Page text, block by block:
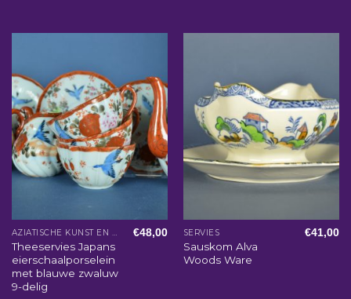
AZIATISCHE KUNST EN WOONACCESSOIRES
Theeservies Japans
eierschaalporselein
met blauwe zwaluw
9-delig
€48,00 SERVIES
Sauskom Alva
Woods Ware
€41,00